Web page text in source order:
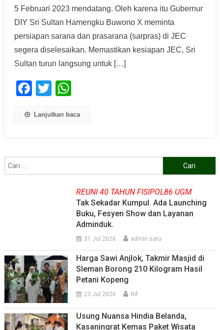
5 Februari 2023 mendatang. Oleh karena itu Gubernur
DIY Sri Sultan Hamengku Buwono X meminta
persiapan sarana dan prasarana (sarpras) di JEC
segera diselesaikan. Memastikan kesiapan JEC, Sri
Sultan turun langsung untuk […]
Facebook
Twitter
Lanjutkan baca
untuk:
REUNI 40 TAHUN FISIPOL86 UGM
Tak Sekadar Kumpul. Ada Launching
Buku, Fesyen Show dan Layanan
Adminduk.
31 Jul 2026 admin satu
Harga Sawi Anjlok, Takmir Masjid di
Sleman Borong 210 Kilogram Hasil
Petani Kopeng
23 Jul 2026 Rif
Usung Nuansa Hindia Belanda,
Kasaningrat Kemas Paket Wisata